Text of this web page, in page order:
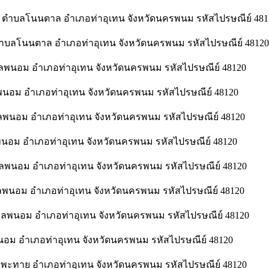
บลโนนตาล อำเภอท่าอุเทน จังหวัดนครพนม รหัสไปรษณีย์
ลโนนตาล อำเภอท่าอุเทน จังหวัดนครพนม รหัสไปรษณีย์ 48120
นอม อำเภอท่าอุเทน จังหวัดนครพนม รหัสไปรษณีย์ 48120
อม อำเภอท่าอุเทน จังหวัดนครพนม รหัสไปรษณีย์ 48120
นอม อำเภอท่าอุเทน จังหวัดนครพนม รหัสไปรษณีย์ 48120
ม อำเภอท่าอุเทน จังหวัดนครพนม รหัสไปรษณีย์ 48120
นอม อำเภอท่าอุเทน จังหวัดนครพนม รหัสไปรษณีย์ 48120
นอม อำเภอท่าอุเทน จังหวัดนครพนม รหัสไปรษณีย์ 48120
นอม อำเภอท่าอุเทน จังหวัดนครพนม รหัสไปรษณีย์ 48120
ม อำเภอท่าอุเทน จังหวัดนครพนม รหัสไปรษณีย์ 48120
ทาย อำเภอท่าอุเทน จังหวัดนครพนม รหัสไปรษณีย์ 48120